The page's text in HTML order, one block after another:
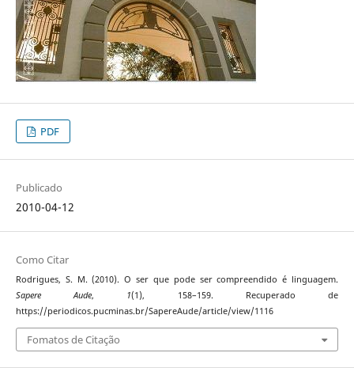
PDF
Publicado
2010-04-12
Como Citar
Rodrigues, S. M. (2010). O ser que pode ser compreendido é linguagem.
Sapere Aude, 1(1), 158–159. Recuperado de
https://periodicos.pucminas.br/SapereAude/article/view/1116
Fomatos de Citação